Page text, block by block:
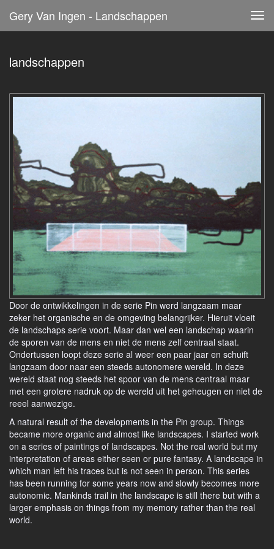
Gery Van Ingen - Landschappen
landschappen
Door de ontwikkelingen in de serie Pin werd langzaam maar
zeker het organische en de omgeving belangrijker. Hieruit vloeit
de landschaps serie voort. Maar dan wel een landschap waarin
de sporen van de mens en niet de mens zelf centraal staat.
Ondertussen loopt deze serie al weer een paar jaar en schuift
langzaam door naar een steeds autonomere wereld. In deze
wereld staat nog steeds het spoor van de mens centraal maar
met een grotere nadruk op de wereld uit het geheugen en niet de
reeel aanwezige.
A natural result of the developments in the Pin group. Things
became more organic and almost like landscapes. I started work
on a series of paintings of landscapes. Not the real world but my
interpretation of areas either seen or pure fantasy. A landscape in
which man left his traces but is not seen in person. This series
has been running for some years now and slowly becomes more
autonomic. Mankinds trail in the landscape is still there but with a
larger emphasis on things from my memory rather than the real
world.